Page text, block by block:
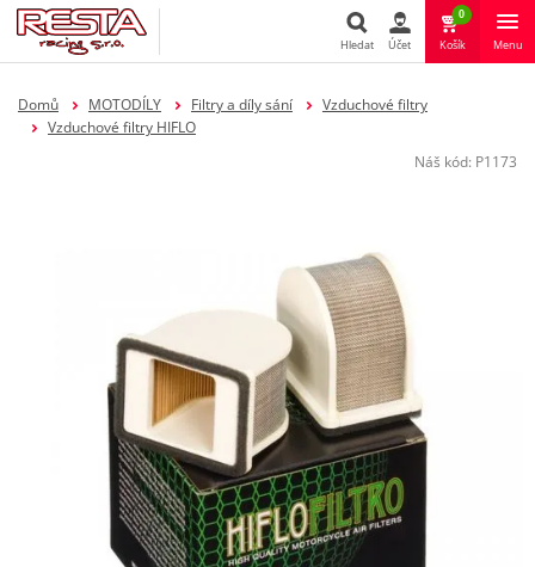
Hledat Účet
0
Košík Menu
Domů MOTODÍLY Filtry a díly sání
Vzduchové filtry
Vzduchové filtry HIFLO
Náš kód: P1173